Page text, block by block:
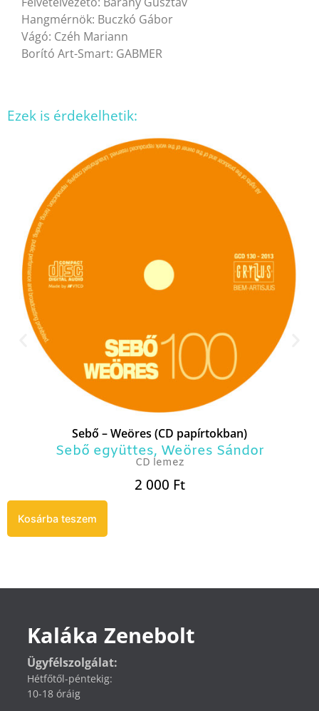
Hangmérnök: Buczkó Gábor
Vágó: Czéh Mariann
Borító Art-Smart: GABMER
Ezek is érdekelhetik:
Sebő – Weöres (CD papírtokban)
Sebő együttes, Weöres Sándor
CD lemez
2 000 Ft
Kosárba teszem
Kaláka Zenebolt
Ügyfélszolgálat:
Hétfőtől-péntekig:
10-18 óráig